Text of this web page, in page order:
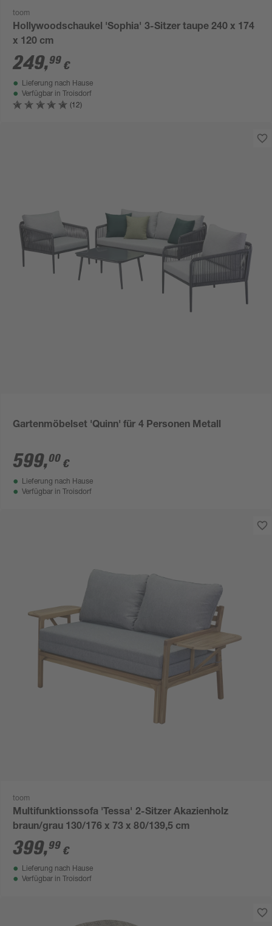
toom
Hollywoodschaukel 'Sophia' 3-Sitzer taupe 240 x 174
x 120 cm
249,99 €
Lieferung nach Hause
Verfügbar in
Troisdorf
(12)
Gartenmöbelset 'Quinn' für 4 Personen Metall
599,00 €
Lieferung nach Hause
Verfügbar in
Troisdorf
toom
Multifunktionssofa 'Tessa' 2-Sitzer Akazienholz
braun/grau 130/176 x 73 x 80/139,5 cm
399,99 €
Lieferung nach Hause
Verfügbar in
Troisdorf